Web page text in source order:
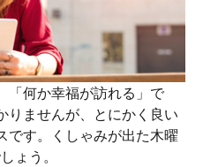
「何か幸福が訪れる」で
りませんが、とにかく良い
です。くしゃみが出た木曜
ょう。